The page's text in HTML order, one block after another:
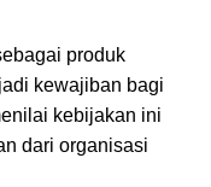
produk
kewajiban bagi
kebijakan ini
dari organisasi